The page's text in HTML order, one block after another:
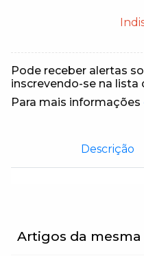
Pode receber alertas
inscrevendo-se na lista
Para mais informações
Descrição
Artigos da mesma